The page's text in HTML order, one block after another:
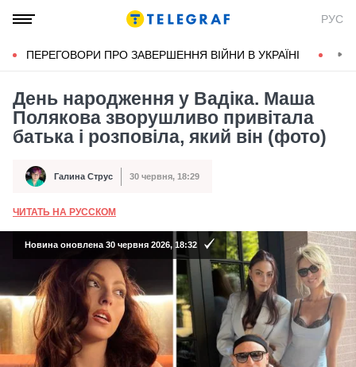
РУС
ПЕРЕГОВОРИ ПРО ЗАВЕРШЕННЯ ВІЙНИ В УКРАЇНІ
День народження у Вадіка. Маша
Полякова зворушливо привітала
батька і розповіла, який він (фото)
Автор Галина Струс
Дата публікації 30 червня, 18:29
ЧИТАТЬ НА РУССКОМ
Новина оновлена 30 червня 2026, 18:32